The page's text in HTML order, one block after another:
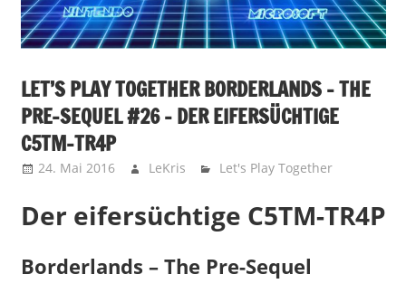
LET’S PLAY TOGETHER BORDERLANDS – THE
PRE-SEQUEL #26 – DER EIFERSÜCHTIGE
C5TM-TR4P
24. Mai 2016 LeKris Let's Play Together
Der eifersüchtige C5TM-TR4P
Borderlands – The Pre-Sequel